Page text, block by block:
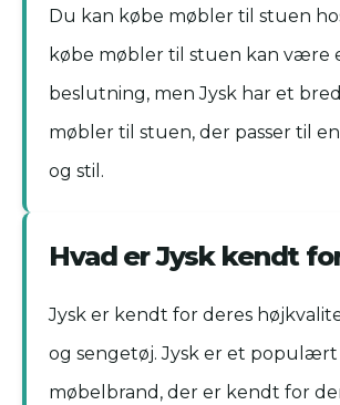
Du kan købe møbler til stuen
købe møbler til stuen kan være
beslutning, men Jysk har et
møbler til stuen, der passer til
og stil.
Hvad er Jysk kendt
Jysk er kendt for deres
og sengetøj. Jysk er et populært
møbelbrand, der er kendt for